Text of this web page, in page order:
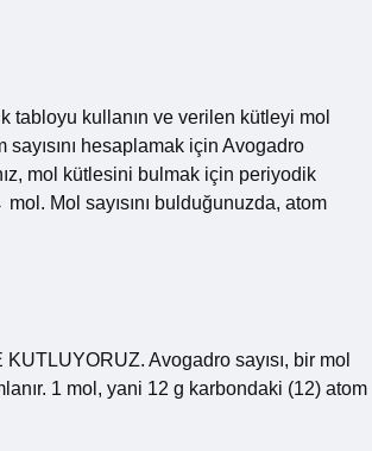
kullanın ve verilen kütleyi mol
sayısını hesaplamak için Avogadro
mol kütlesini bulmak için periyodik
Mol sayısını bulduğunuzda, atom
Avogadro sayısı, bir mol
1 mol, yani 12 g karbondaki (12) atom